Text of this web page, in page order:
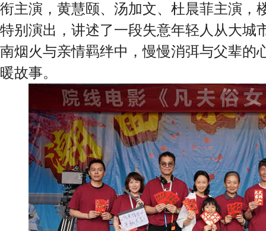
衔主演，黄慧颐、汤加文、杜晨菲主演，
特别演出，讲述了一段失意年轻人从大城
南烟火与亲情羁绊中，慢慢消弭与父辈的
暖故事。